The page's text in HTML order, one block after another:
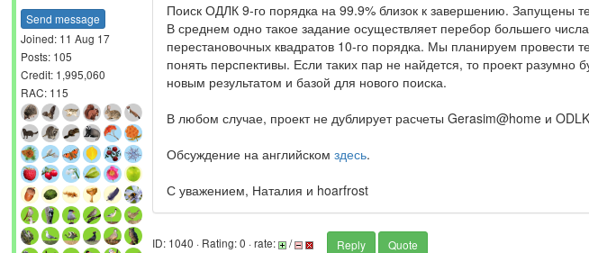
Send message
Joined: 11 Aug 17
Posts: 105
Credit: 1,995,060
RAC: 115
Поиск ОДЛК 9-го порядка на 99.9% близок к завершению. Запущены
В среднем одно такое задание осуществляет перебор большего
перестановочных квадратов 10-го порядка. Мы планируем провести
понять перспективы. Если таких пар не найдется, то проект
новым результатом и базой для нового поиска.
В любом случае, проект не дублирует расчеты Gerasim@home и
Обсуждение на английском здесь.
С уважением, Наталия и hoarfrost
ID: 1040 · Rating: 0 · rate: / Reply Quote